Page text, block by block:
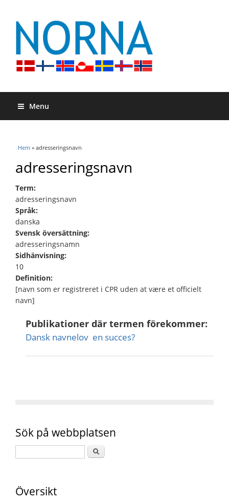
Menu
Du är här
Hem » adresseringsnavn
adresseringsnavn
Term:
adresseringsnavn
Språk:
danska
Svensk översättning:
adresseringsnamn
Sidhänvisning:
10
Definition:
[navn som er registreret i CPR uden at være et officielt
navn]
Publikationer där termen förekommer:
Dansk navnelov  en succes?
Sök på webbplatsen
Översikt